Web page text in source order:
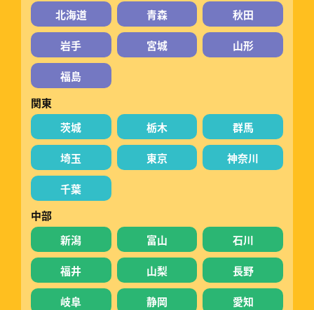
北海道
青森 秋田
岩手 宮城 山形
福島
関東
茨城
栃木 群馬
埼玉 東京 神奈川
千葉
中部
新潟
富山 石川
福井 山梨 長野
岐阜 静岡
愛知